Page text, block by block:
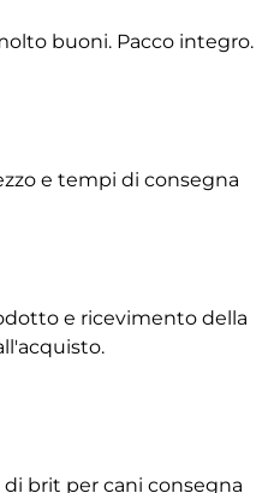
buoni. Pacco integro.
e tempi di consegna
e ricevimento della
di brit per cani consegna